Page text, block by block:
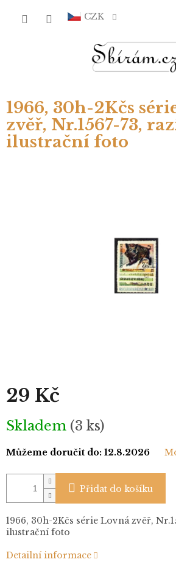
CZK
1966, 30h-2Kčs
zvěř, Nr.1567-73,
ilustrační foto
29 Kč
Měrná
cena:
Skladem (3 ks)
Můžeme doručit do: 12.8.2026
Přidat do košíku
1966, 30h-2Kčs série Lovná zvěř,
ilustrační foto
Detailní informace